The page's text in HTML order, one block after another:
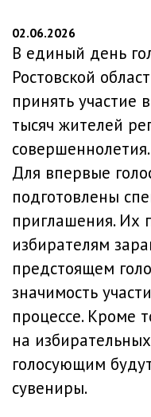
02.06.2026
В единый день
Ростовской
принять участие
тысяч жителей
совершеннолетия.
Для впервые
подготовлены
приглашения. Их
избирателям
предстоящем
значимость
процессе. Кроме
на
голосующим
сувениры.